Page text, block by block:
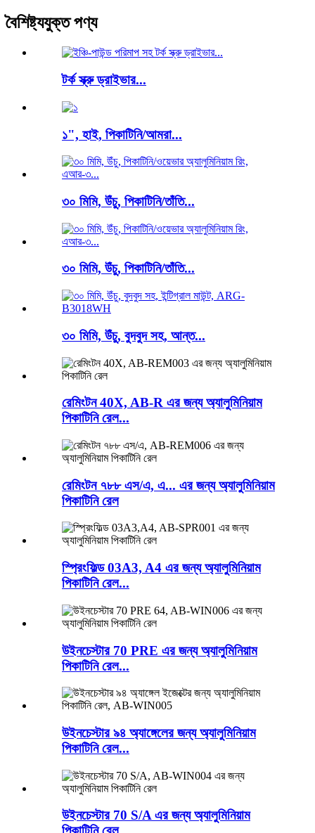
বৈশিষ্ট্যযুক্ত পণ্য
টর্ক স্ক্রু ড্রাইভার...
১", হাই, পিকাটিনি/আমরা...
৩০ মিমি, উঁচু, পিকাটিনি/তাঁতি...
৩০ মিমি, উঁচু, পিকাটিনি/তাঁতি...
৩০ মিমি, উঁচু, বুদবুদ সহ, আন্ত...
রেমিংটন 40X, AB-R এর জন্য অ্যালুমিনিয়াম
পিকাটিনি রেল...
রেমিংটন ৭৮৮ এস/এ, এ... এর জন্য অ্যালুমিনিয়াম
পিকাটিনি রেল
স্প্রিংফিল্ড 03A3, A4 এর জন্য অ্যালুমিনিয়াম
পিকাটিনি রেল...
উইনচেস্টার 70 PRE এর জন্য অ্যালুমিনিয়াম
পিকাটিনি রেল...
উইনচেস্টার ৯৪ অ্যাঙ্গেলের জন্য অ্যালুমিনিয়াম
পিকাটিনি রেল...
উইনচেস্টার 70 S/A এর জন্য অ্যালুমিনিয়াম